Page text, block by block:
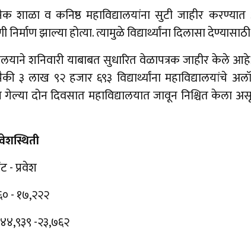
शाळा व कनिष्ठ महाविद्यालयांना सुटी जाहीर करण्यात
झाल्या होत्या. त्यामुळे विद्यार्थ्यांना दिलासा
शनिवारी याबाबत सुधारित वेळापत्रक जाहीर केले
३ लाख ९२ हजार ६९३ विद्यार्थ्यांना
गेल्या दोन दिवसात महाविद्यालयात जावून निश्चित
- प्रवेश
- १७,२२२
-२३,७६२